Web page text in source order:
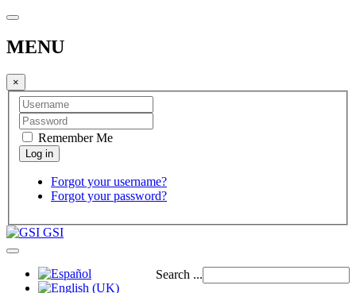
MENU
×
Remember Me
Forgot your username?
Forgot your password?
GSI
Search ...